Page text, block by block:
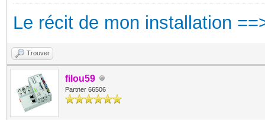
Le récit de mon installation
Trouver
filou59
Partner 66506